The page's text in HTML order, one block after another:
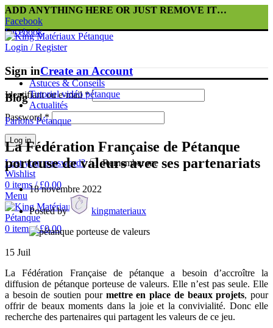
ADD ANYTHING HERE OR JUST REMOVE IT…
Facebook
Facebook
Login / Register
Sign inCreate an Account
Identifiant ou e-mail *
Password*
Log in
Lost your password?
Remember me
Wishlist
0 items / £0.00
Menu
0 items / £0.00
Astuces & Conseils
Tutoriel vidéo pétanque
Actualités
Blog
Parlons Pétanque
La Fédération Française de Pétanque
porteuse de valeurs avec ses partenariats
18 novembre 2022
Posted by kingmateriaux
15 Juil
La Fédération Française de pétanque a besoin d’accroître la
diffusion de pétanque porteuse de valeurs. Elle n’est pas seule. Elle
a besoin de soutien pour mettre en place de beaux projets, pour
offrir de beaux moments dans la joie et la convivialité. Donc elle
recherche des partenaires qui partagent les valeurs de ce jeu.